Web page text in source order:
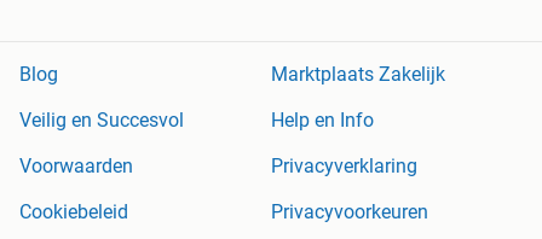
Blog
Marktplaats Zakelijk
Veilig en Succesvol
Help en Info
Voorwaarden
Privacyverklaring
Cookiebeleid
Privacyvoorkeuren